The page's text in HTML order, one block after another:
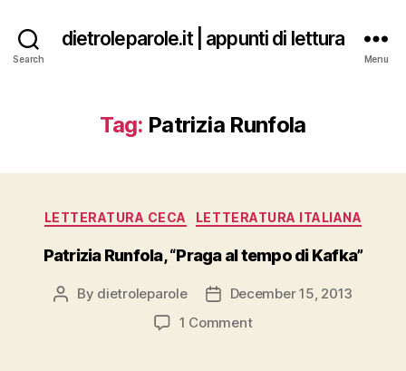
Search
dietroleparole.it | appunti di lettura
Menu
Tag: Patrizia Runfola
Categories
LETTERATURA CECA LETTERATURA ITALIANA
Patrizia Runfola, “Praga al tempo di Kafka”
Post
By dietroleparole
PostDecember 15, 2013
1 Commenton